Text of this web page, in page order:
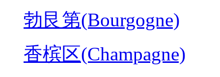
勃艮第(Bourgogne)
香槟区(Champagne)